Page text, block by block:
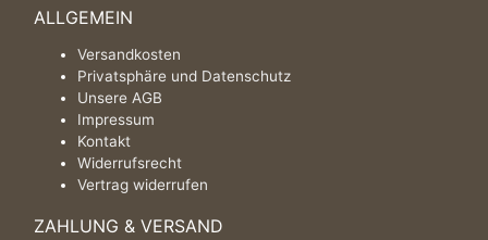
ALLGEMEIN
Versandkosten
Privatsphäre und Datenschutz
Unsere AGB
Impressum
Kontakt
Widerrufsrecht
Vertrag widerrufen
ZAHLUNG & VERSAND